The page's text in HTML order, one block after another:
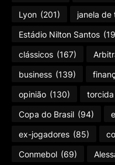
Lyon (201) janela de
Estádio Nilton Santos
clássicos (167)
business (139)
opinião (130) torcida
Copa do Brasil (94)
ex-jogadores (85)
Conmebol (69)